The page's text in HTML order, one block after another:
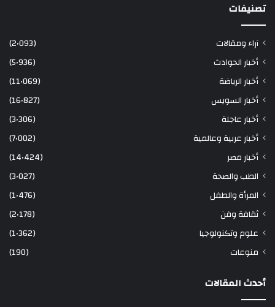
تصنيفات
آراء ومقالات
(2٬093)
أخبار الحوادث
(5٬936)
أخبار الرياضة
(11٬069)
أخبار السويس
(16٬827)
أخبار عاجلة
(3٬306)
أخبار عربية وعالمية
(7٬002)
أخبار مصر
(14٬424)
الطب والصحة
(3٬027)
المرأة والطفل
(1٬476)
ثقافة وفن
(2٬178)
علوم وتكنولوجيا
(1٬362)
منوعات
(190)
أحدث المقالات